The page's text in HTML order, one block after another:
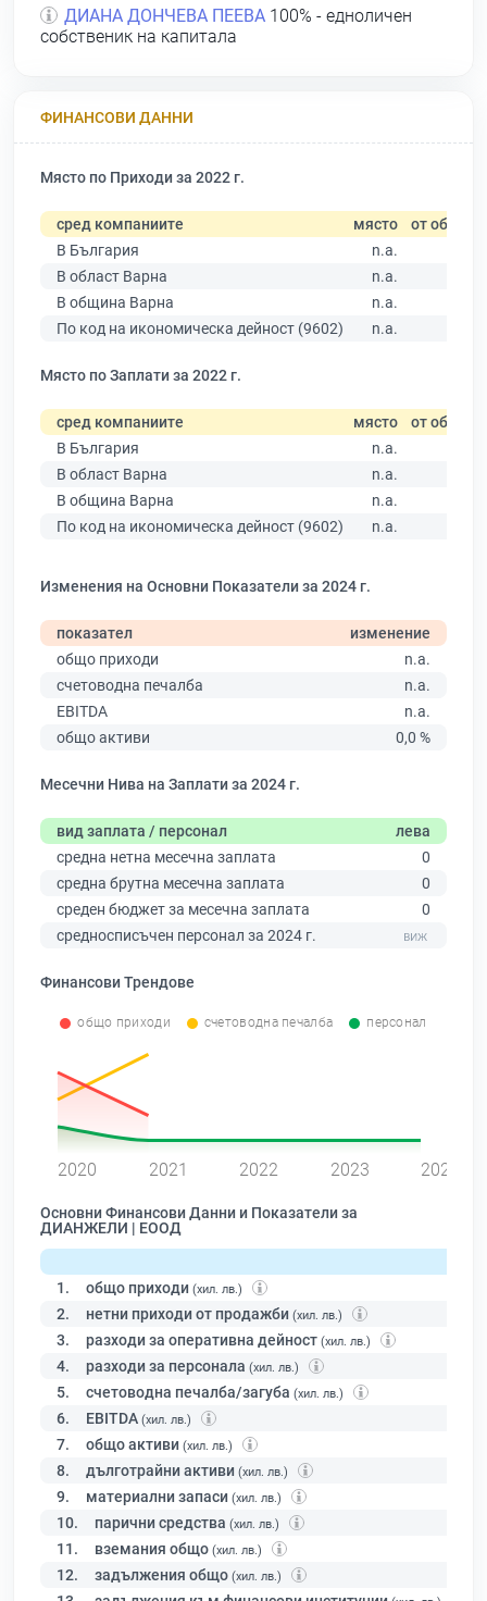
ДИАНА ДОНЧЕВА ПЕЕВА 100% - едноличен
собственик на капитала
ФИНАНСОВИ ДАННИ
Място по Приходи за 2022 г.
сред компаниите място от общо
В България
n.a.
В област Варна
n.a.
В община Варна
n.a.
По код на икономическа дейност (9602)
n.a.
Място по Заплати за 2022 г.
сред компаниите място от общо
В България
n.a.
В област Варна
n.a.
В община Варна
n.a.
По код на икономическа дейност (9602)
n.a.
Изменения на Основни Показатели за 2024 г.
показател
изменение
общо приходи
n.a.
счетоводна печалба
n.a.
EBITDA
n.a.
общо активи
0,0 %
Месечни Нива на Заплати за 2024 г.
вид заплата / персонал
лева
средна нетна месечна заплата
0
средна брутна месечна заплата
0
среден бюджет за месечна заплата
0
средносписъчен персонал за 2024 г.
Финансови Трендове
общо приходи счетоводна печалба персонал
2020 2021 2022 2023 2024
Основни Финансови Данни и Показатели за
ДИАНЖЕЛИ | ЕООД
1. общо приходи (хил. лв.)
2. нетни приходи от продажби (хил. лв.)
3. разходи за оперативна дейност (хил. лв.)
4. разходи за персонала (хил. лв.)
5. счетоводна печалба/загуба (хил. лв.)
6. EBITDA (хил. лв.)
7. общо активи (хил. лв.)
8. дълготрайни активи (хил. лв.)
9. материални запаси (хил. лв.)
10. парични средства (хил. лв.)
11. вземания общо (хил. лв.)
12. задължения общо (хил. лв.)